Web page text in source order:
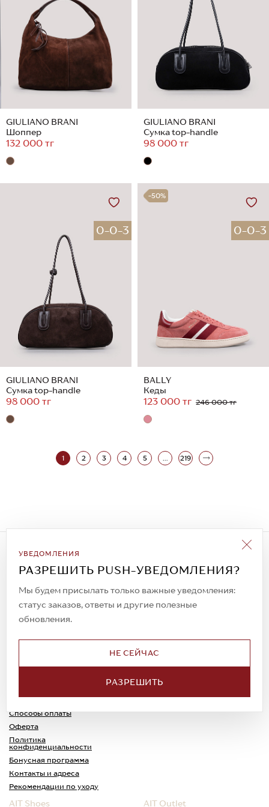
GIULIANO BRANI
Шоппер
132 000 тг
GIULIANO BRANI
Сумка top-handle
98 000 тг
0-0-3
GIULIANO BRANI
Сумка top-handle
98 000 тг
-50%
0-0-3
BALLY
Кеды
123 000 тг 246 000 тг
1 2 3 4 5 ... 219
УВЕДОМЛЕНИЯ
РАЗРЕШИТЬ PUSH-УВЕДОМЛЕНИЯ?
Мы будем присылать только важные уведомления:
статус заказов, ответы и другие полезные
обновления.
НЕ СЕЙЧАС
РАЗРЕШИТЬ
Подписаться на рассылку
Всегда будьте в курсе новых акций и
спецпредложений!
© 2023. AIT Shoes
Все права защищены
Доставка
Способы оплаты
Оферта
Политика
конфиденциальности
Обмен и возврат
Каспи-Ред
Бонусная программа
Контакты и адреса
Рекомендации по уходу
AIT Shoes AIT Outlet